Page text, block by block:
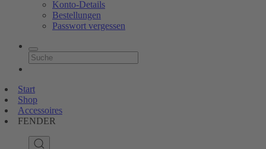
Konto-Details
Bestellungen
Passwort vergessen
Start
Shop
Accessoires
FENDER